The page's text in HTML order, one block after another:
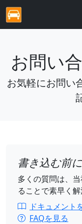
お問い
お気軽にお問い
書き込む前
多くの質問は、
ることで素早く解
ドキュメント
FAQを見る